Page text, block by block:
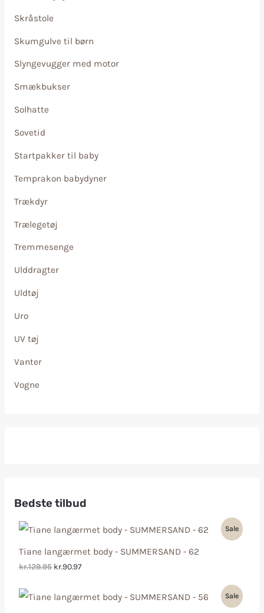
Skråstole
Skumgulve til børn
Slyngevugger med motor
Smækbukser
Solhatte
Sovetid
Startpakker til baby
Temprakon babydyner
Trækdyr
Trælegetøj
Tremmesenge
Ulddragter
Uldtøj
Uro
UV tøj
Vanter
Vogne
Bedste tilbud
Tiane langærmet body - SUMMERSAND - 62
Sale
kr.129.95 kr.90.97
Sale